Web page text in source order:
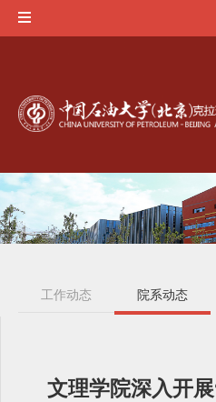
工作动态 院系动态
文理学院深入开